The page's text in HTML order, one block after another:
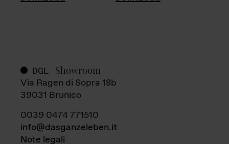
DGL Showroom
Via Ragen di Sopra 18b
39031 Brunico
0039 0474 771510
info@dasganzeleben.it
Note legali